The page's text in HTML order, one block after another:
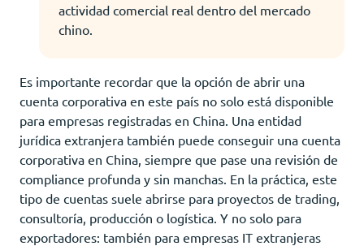
actividad comercial real dentro del mercado
chino.
Es importante recordar que la opción de abrir una
cuenta corporativa en este país no solo está disponible
para empresas registradas en China. Una entidad
jurídica extranjera también puede conseguir una cuenta
corporativa en China, siempre que pase una revisión de
compliance profunda y sin manchas. En la práctica, este
tipo de cuentas suele abrirse para proyectos de trading,
consultoría, producción o logística. Y no solo para
exportadores: también para empresas IT extranjeras